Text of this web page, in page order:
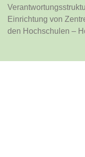
Einrichtung von
den Hochschulen –